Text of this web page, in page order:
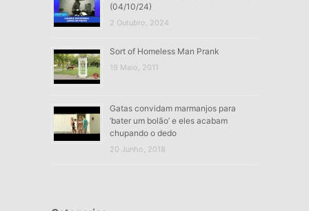
(04/10/24)
2 Outubro, 2024
Sort of Homeless Man Prank
19 Maio, 2011
Gatas convidam marmanjos para
‘bater um bolão’ e eles acabam
chupando o dedo
20 Junho, 2018